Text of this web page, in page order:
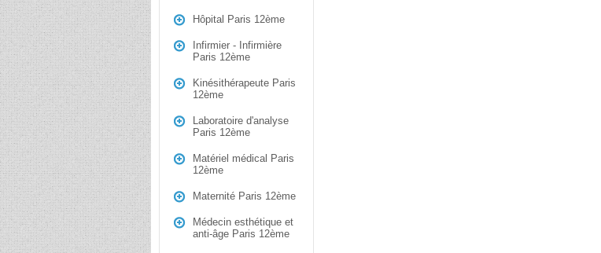
Hôpital Paris 12ème
Infirmier - Infirmière
Paris 12ème
Kinésithérapeute Paris
12ème
Laboratoire d'analyse
Paris 12ème
Matériel médical Paris
12ème
Maternité Paris 12ème
Médecin esthétique et
anti-âge Paris 12ème